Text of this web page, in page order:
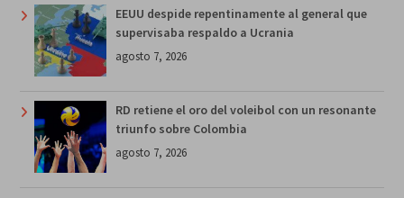
EEUU despide repentinamente al general que
supervisaba respaldo a Ucrania
agosto 7, 2026
RD retiene el oro del voleibol con un resonante
triunfo sobre Colombia
agosto 7, 2026